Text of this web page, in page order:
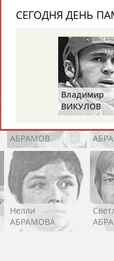
Константин
АБРАМОВ
Нелли
АБРАМОВА
СЕГОДНЯ ДЕНЬ
Владимир
ВИКУЛОВ